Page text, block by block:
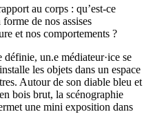
au corps : qu’est-ce
de nos assises
et nos comportements ?
un.e médiateur·ice se
les objets dans un espace
Autour de son diable bleu et
bois brut, la scénographie
une mini exposition dans